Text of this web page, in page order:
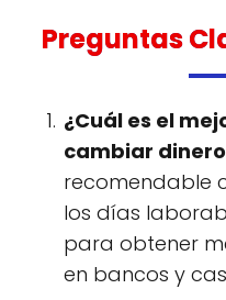
Preguntas
¿Cuál es el
cambiar
recomendable
los días
para obtener
en bancos y